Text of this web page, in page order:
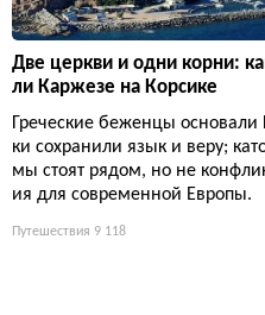
Две церкви и одни корни:
ли Каржезе на Корсике
Греческие беженцы
ки сохранили язык и веру;
мы стоят рядом, но не
ия для современной Европы.
Путешествия 9 118